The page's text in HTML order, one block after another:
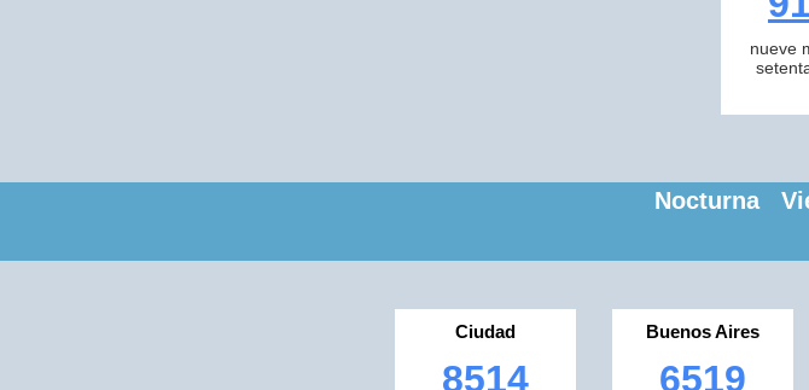
nueve
Nocturna
Ciudad
8514
Buenos Aires
6519